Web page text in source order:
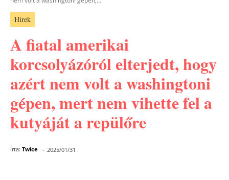
Hírek
A fiatal amerikai
korcsolyázóról elterjedt, hogy
azért nem volt a washingtoni
gépen, mert nem vihette fel a
kutyáját a repülőre
Írta: Twice - 2025/01/31